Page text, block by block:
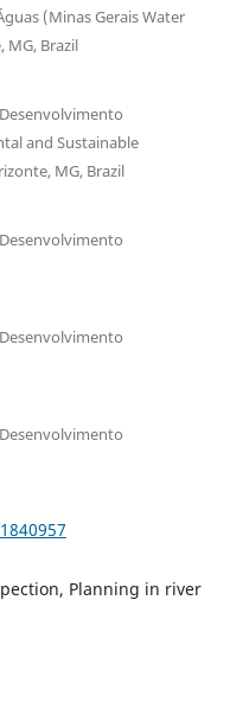
(Minas Gerais Water
Brazil
and Sustainable
MG, Brazil
Planning in river